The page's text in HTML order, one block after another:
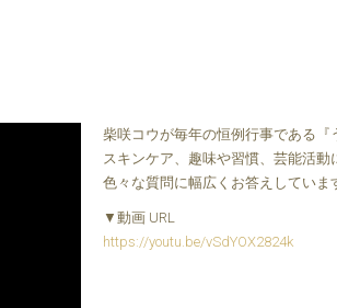
柴咲コウが毎年の恒例行事である『
スキンケア、趣味や習慣、芸能活動
色々な質問に幅広くお答えしていま
▼動画 URL
https://youtu.be/vSdYOX2824k